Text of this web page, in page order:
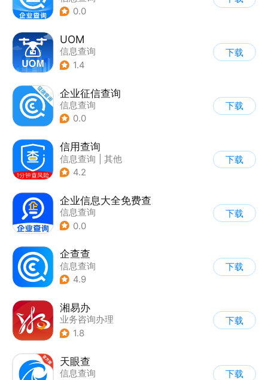
0.0
UOM
信息查询
1.4
下载
企业征信查询
信息查询
0.0
下载
信用查询
信息查询
其他
4.2
下载
企业信息大全免费查
信息查询
0.0
下载
企查查
信息查询
4.9
下载
湘易办
业务咨询办理
1.8
下载
天眼查
信息查询
下载